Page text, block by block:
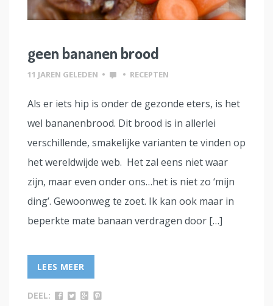
geen bananen brood
11 JAREN GELEDEN • • RECEPTEN
Als er iets hip is onder de gezonde eters, is het
wel bananenbrood. Dit brood is in allerlei
verschillende, smakelijke varianten te vinden op
het wereldwijde web. Het zal eens niet waar
zijn, maar even onder ons…het is niet zo ‘mijn
ding’. Gewoonweg te zoet. Ik kan ook maar in
beperkte mate banaan verdragen door […]
LEES MEER
DEEL: